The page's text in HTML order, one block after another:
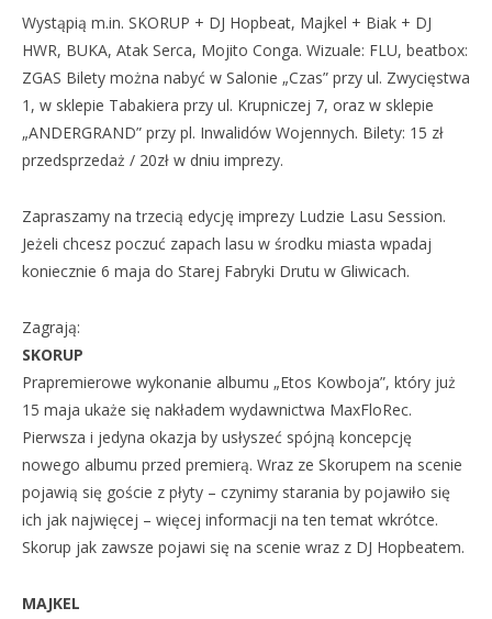
Wystąpią m.in. SKORUP + DJ Hopbeat, Majkel + Biak + DJ
HWR, BUKA, Atak Serca, Mojito Conga. Wizuale: FLU, beatbox:
ZGAS Bilety można nabyć w Salonie „Czas” przy ul. Zwycięstwa
1, w sklepie Tabakiera przy ul. Krupniczej 7, oraz w sklepie
„ANDERGRAND” przy pl. Inwalidów Wojennych. Bilety: 15 zł
przedsprzedaż / 20zł w dniu imprezy.
Zapraszamy na trzecią edycję imprezy Ludzie Lasu Session.
Jeżeli chcesz poczuć zapach lasu w środku miasta wpadaj
koniecznie 6 maja do Starej Fabryki Drutu w Gliwicach.
Zagrają:
SKORUP
Prapremierowe wykonanie albumu „Etos Kowboja”, który już
15 maja ukaże się nakładem wydawnictwa MaxFloRec.
Pierwsza i jedyna okazja by usłyszeć spójną koncepcję
nowego albumu przed premierą. Wraz ze Skorupem na scenie
pojawią się goście z płyty – czynimy starania by pojawiło się
ich jak najwięcej – więcej informacji na ten temat wkrótce.
Skorup jak zawsze pojawi się na scenie wraz z DJ Hopbeatem.
MAJKEL